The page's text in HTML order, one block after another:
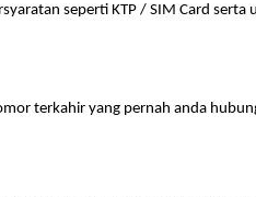
seperti KTP / SIM Card
terkahir yang pernah anda